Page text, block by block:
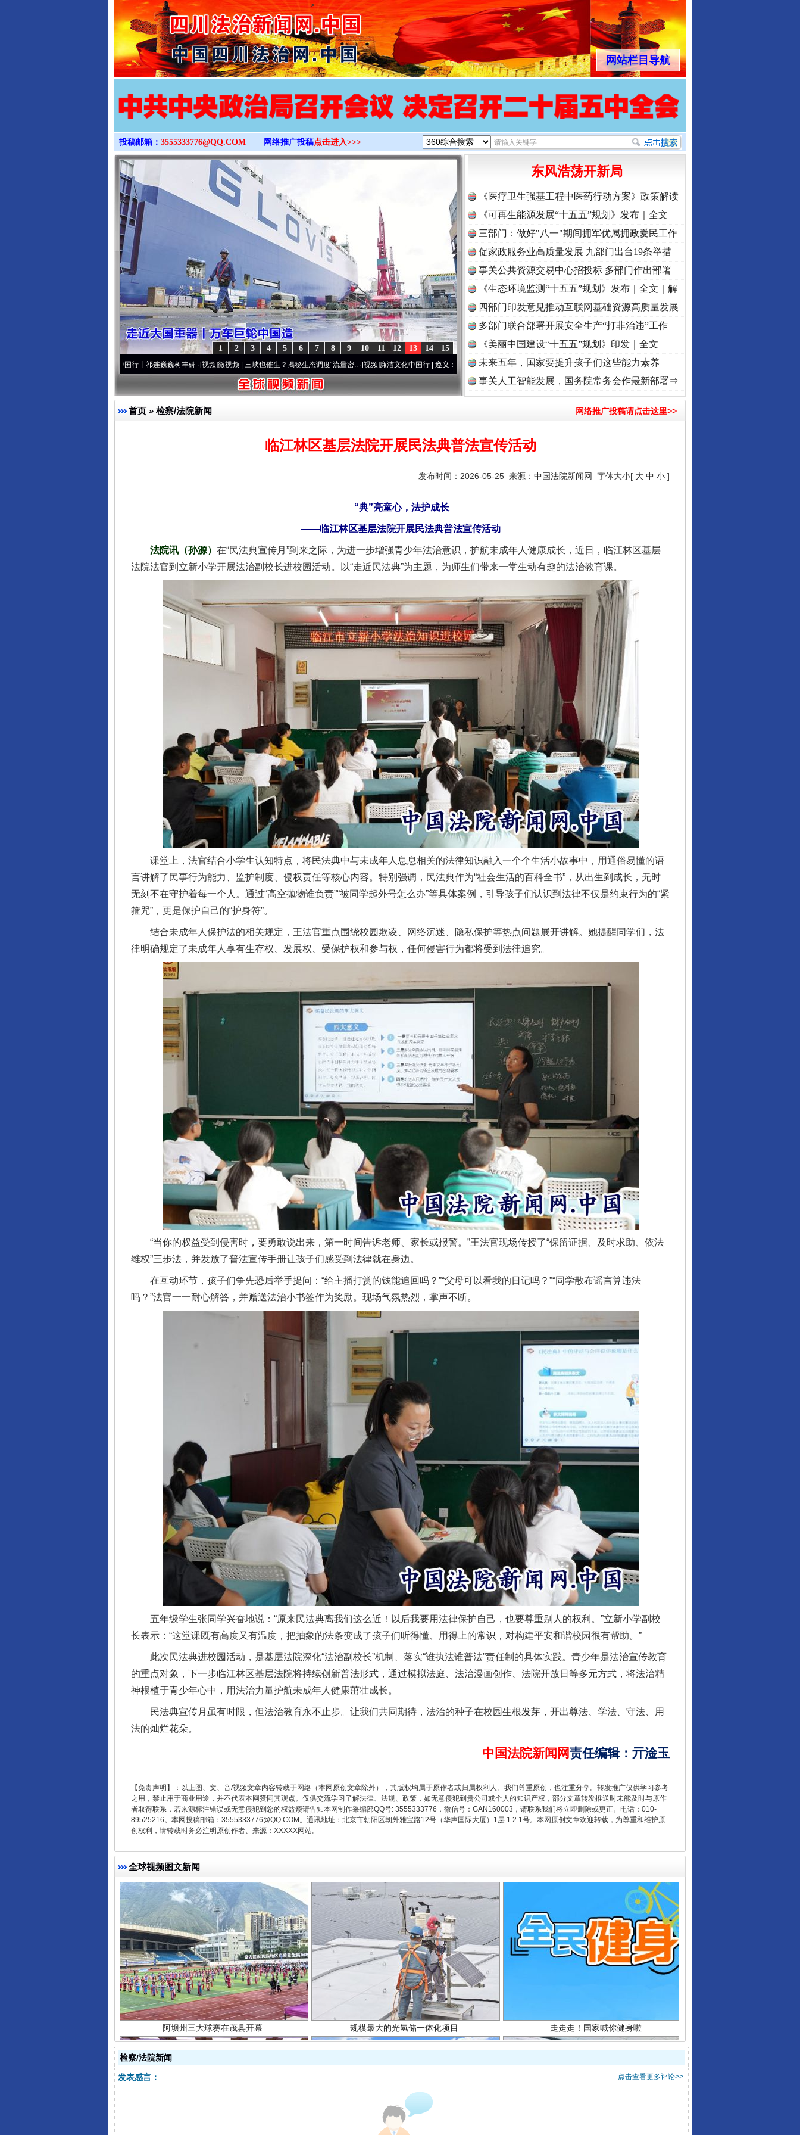
>
网站栏目导航
投稿邮箱： 3555333776@QQ.COM 网络推广投稿点击进入>>>
15
14
13
12
11
10
9
8
7
6
5
4
3
2
1
廉洁文化中国行丨祁连巍巍树丰碑·[视频]微视频 | 三峡也催生？揭秘生态调度“流量密..·[视频]廉洁文化中国行 | 遵义：雄关漫道展新颜.. ·[视频]衣柜里的秘密·[视频]深度关注丨春天里的科技盛宴·[视频]
东风浩荡开新局
《医疗卫生强基工程中医药行动方案》政策解读
《可再生能源发展“十五五”规划》发布｜全文
三部门：做好"八一"期间拥军优属拥政爱民工作
促家政服务业高质量发展 九部门出台19条举措
事关公共资源交易中心招投标 多部门作出部署
《生态环境监测“十五五”规划》发布｜全文｜解
读
四部门印发意见推动互联网基础资源高质量发展
多部门联合部署开展安全生产“打非治违”工作
《美丽中国建设“十五五”规划》印发｜全文
未来五年，国家要提升孩子们这些能力素养
事关人工智能发展，国务院常务会作最新部署⇒
首页 » 检察/法院新闻 网络推广投稿请点击这里>>
临江林区基层法院开展民法典普法宣传活动
发布时间：2026-05-25 来源： 中国法院新闻网 字体大小[ 大 中 小 ]
“典”亮童心，法护成长
——临江林区基层法院开展民法典普法宣传活动
法院讯（孙源） 在“民法典宣传月”到来之际，为进一步增强青少年法治意识，护航未成年人健康成长，近日，临江林区基层
法院法官到立新小学开展法治副校长进校园活动。以“走近民法典”为主题，为师生们带来一堂生动有趣的法治教育课。
课堂上，法官结合小学生认知特点，将民法典中与未成年人息息相关的法律知识融入一个个生活小故事中，用通俗易懂的语
言讲解了民事行为能力、监护制度、侵权责任等核心内容。特别强调，民法典作为“社会生活的百科全书”，从出生到成长，无时
无刻不在守护着每一个人。通过“高空抛物谁负责”“被同学起外号怎么办”等具体案例，引导孩子们认识到法律不仅是约束行为的“紧
箍咒”，更是保护自己的“护身符”。
结合未成年人保护法的相关规定，王法官重点围绕校园欺凌、网络沉迷、隐私保护等热点问题展开讲解。她提醒同学们，法
律明确规定了未成年人享有生存权、发展权、受保护权和参与权，任何侵害行为都将受到法律追究。
“当你的权益受到侵害时，要勇敢说出来，第一时间告诉老师、家长或报警。”王法官现场传授了“保留证据、及时求助、依法
维权”三步法，并发放了普法宣传手册让孩子们感受到法律就在身边。
在互动环节，孩子们争先恐后举手提问：“给主播打赏的钱能追回吗？”“父母可以看我的日记吗？”“同学散布谣言算违法
吗？”法官一一耐心解答，并赠送法治小书签作为奖励。现场气氛热烈，掌声不断。
五年级学生张同学兴奋地说：“原来民法典离我们这么近！以后我要用法律保护自己，也要尊重别人的权利。”立新小学副校
长表示：“这堂课既有高度又有温度，把抽象的法条变成了孩子们听得懂、用得上的常识，对构建平安和谐校园很有帮助。”
此次民法典进校园活动，是基层法院深化“法治副校长”机制、落实“谁执法谁普法”责任制的具体实践。青少年是法治宣传教育
的重点对象，下一步临江林区基层法院将持续创新普法形式，通过模拟法庭、法治漫画创作、法院开放日等多元方式，将法治精
神根植于青少年心中，用法治力量护航未成年人健康茁壮成长。
民法典宣传月虽有时限，但法治教育永不止步。让我们共同期待，法治的种子在校园生根发芽，开出尊法、学法、守法、用
法的灿烂花朵。
中国法院新闻网责任编辑： 亓淦玉
【免责声明】：以上图、文、音/视频文章内容转载于网络（本网原创文章除外），其版权均属于原作者或归属权利人。我们尊重原创，也注重分享。转发推广仅供学习参考
之用，禁止用于商业用途，并不代表本网赞同其观点。仅供交流学习了解法律、法规、政策，如无意侵犯到贵公司或个人的知识产权，部分文章转发推送时未能及时与原作
者取得联系，若来源标注错误或无意侵犯到您的权益烦请告知本网制作采编部QQ号: 3555333776，微信号：GAN160003，请联系我们将立即删除或更正。电话：010-
89525216。本网投稿邮箱：3555333776@QQ.COM。通讯地址：北京市朝阳区朝外雅宝路12号（华声国际大厦）1层 1 2 1号。本网原创文章欢迎转载，为尊重和维护原
创权利，请转载时务必注明原创作者、来源：XXXXX网站。
全球视频图文新闻
完善运行机制助力责任有效落实 一纸欠条伤亲情 巡回调解促和解.. 行业协会接连发公告
东山县通报“牛蛙产品抗生素超标问题” 法徽映军营 权益有保障 让核能赋能千行百业
揭开“小金库”的免责幌子 以产业富民促振兴 酒驾未被当场查获能处罚吗
受贿1.44亿！段成刚被判无期 从幼儿园到大学，有这些资助 “后车司机肯定在骂我”
阿坝州三大球赛在茂县开幕 规模最大的光氢储一体化项目 走走走！国家喊你健身啦
镜头丨大暑三秋近
检察/法院新闻
点击查看更多评论>>
发表感言：